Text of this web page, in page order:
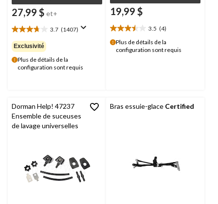
27,99 $ et+
3.7 (1407)
3.7
étoile(s)
sur
5.
1407
Exclusivité
Plus de détails de la
configuration sont requis
19,99 $
3.5 (4)
3.5
étoile(s)
sur
Plus de détails de la
configuration sont requis
Dorman Help! 47237
Ensemble de suceuses
de lavage universelles
Bras essuie-glace Certified